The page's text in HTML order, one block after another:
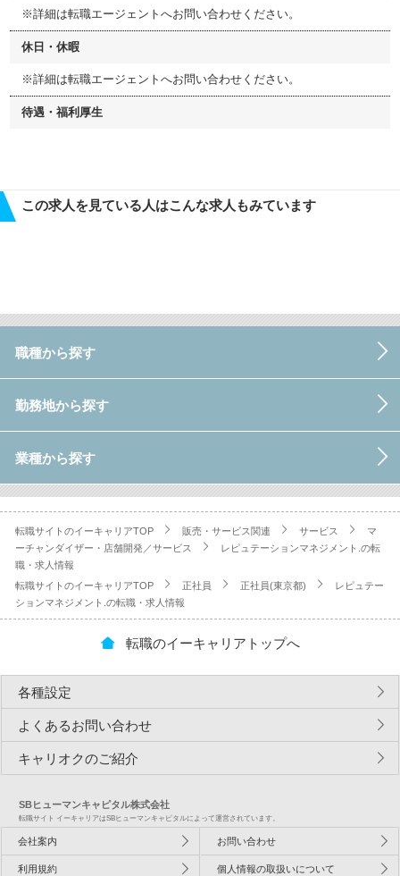
※詳細は転職エージェントへお問い合わせください。
休日・休暇
※詳細は転職エージェントへお問い合わせください。
待遇・福利厚生
この求人を見ている人はこんな求人もみています
職種から探す
勤務地から探す
業種から探す
転職サイトのイーキャリアTOP 販売・サービス関連 サービス
マ
ーチャンダイザー・店舗開発／サービス
レピュテーションマネジメント.の転
職・求人情報
転職サイトのイーキャリアTOP
正社員 正社員(東京都)
レピュテー
ションマネジメント.の転職・求人情報
転職のイーキャリアトップへ
各種設定
よくあるお問い合わせ
キャリオクのご紹介
SBヒューマンキャピタル株式会社
転職サイト イーキャリアはSBヒューマンキャピタルによって運営されています。
会社案内 お問い合わせ
利用規約 個人情報の取扱いについて